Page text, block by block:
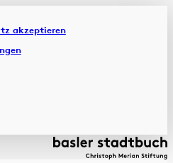
akzeptieren
Dossiers